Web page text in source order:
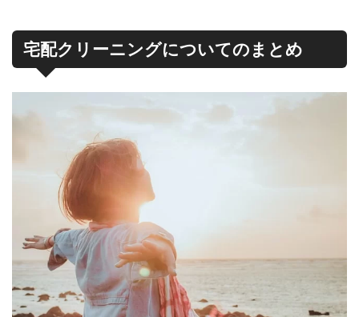
宅配クリーニングについてのまとめ